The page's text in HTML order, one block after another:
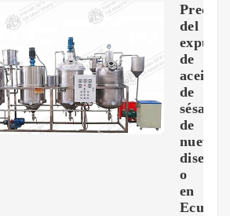
Precio
del
de
aceite
de
sésamo
de
nuevo
dise?
o
en